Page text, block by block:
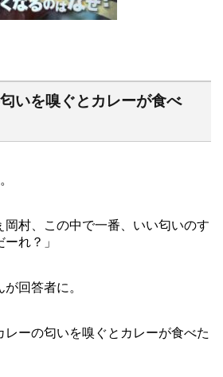
いを嗅ぐとカレーが食べ
岡村、この中で一番、いい匂いのす
れ？」
回答者に。
ーの匂いを嗅ぐとカレーが食べた